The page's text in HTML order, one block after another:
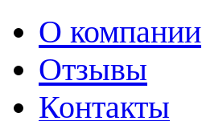
О компании
Отзывы
Контакты